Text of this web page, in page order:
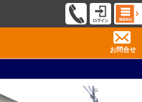
お問合せ